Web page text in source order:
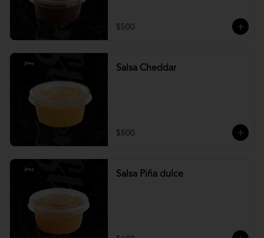
$500
Salsa Cheddar
$500
Salsa Piña dulce